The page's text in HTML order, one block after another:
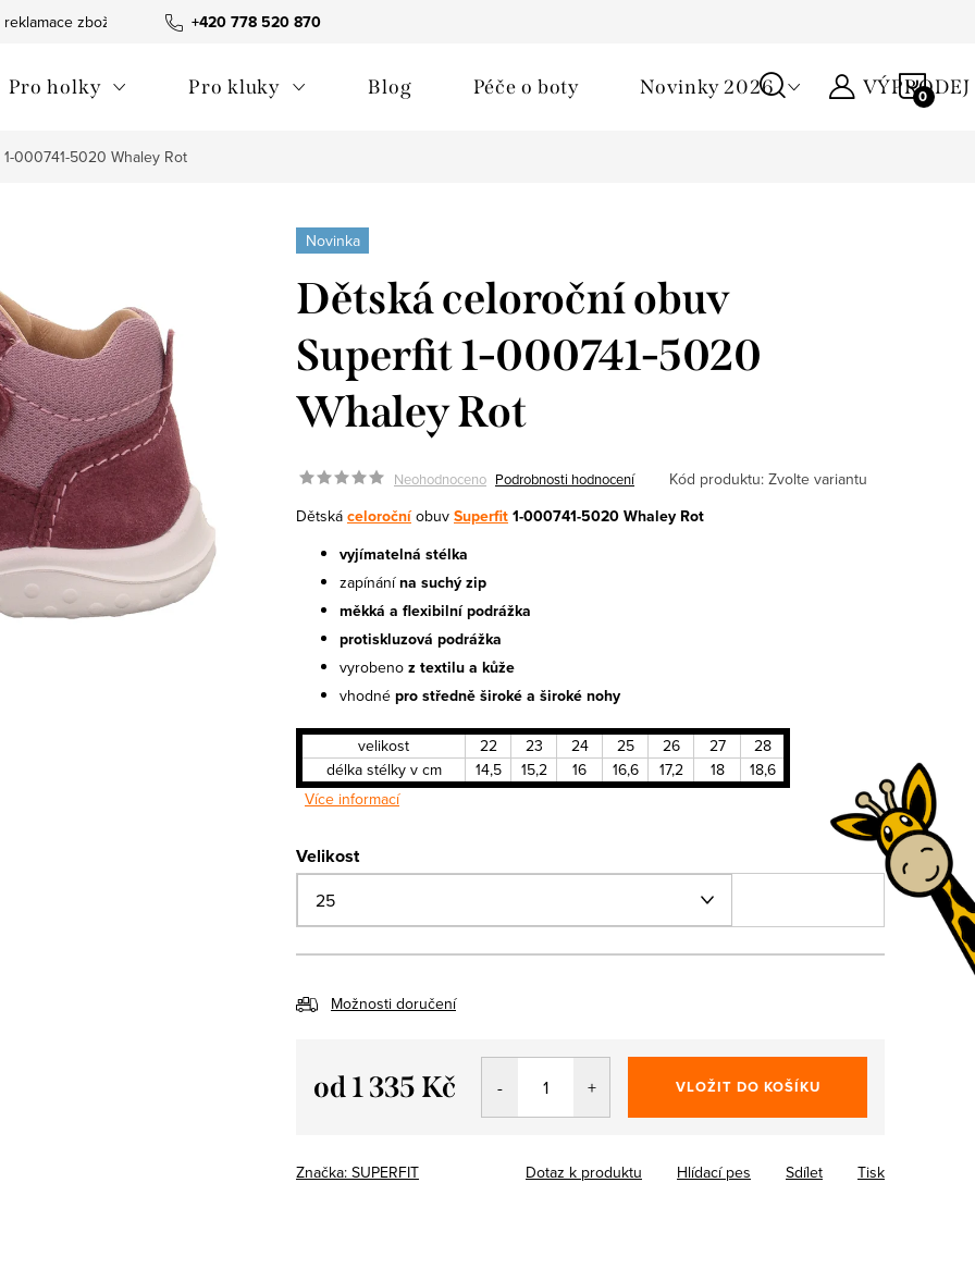
+420 778 520 870
zboží Obchodní podmínky
Pro holky Pro kluky Blog Péče o boty Novinky 2026 VÝPRODEJ
000741-5020 Whaley Rot
Novinka
Dětská celoroční obuv
Superfit 1-000741-5020
Whaley Rot
Neohodnoceno Podrobnosti hodnocení Kód produktu: Zvolte variantu
Dětská celoročníobuv Superfit1-000741-5020 Whaley Rot
vyjímatelná stélka
zapínánína suchý zip
měkká a flexibilní podrážka
protiskluzová podrážka
vyrobeno z textilu a kůže
vhodné pro středně široké a široké nohy
velikost 22 23 24 25 26 27
28
délka stélky v cm
14,5 15,2 16 16,6 17,2 18
18,6
Více informací
Velikost
Možnosti doručení
od1 335 Kč VLOŽIT DO KOŠÍKU
Značka: SUPERFIT Tisk
Dotaz k produktu Hlídací pes Sdílet